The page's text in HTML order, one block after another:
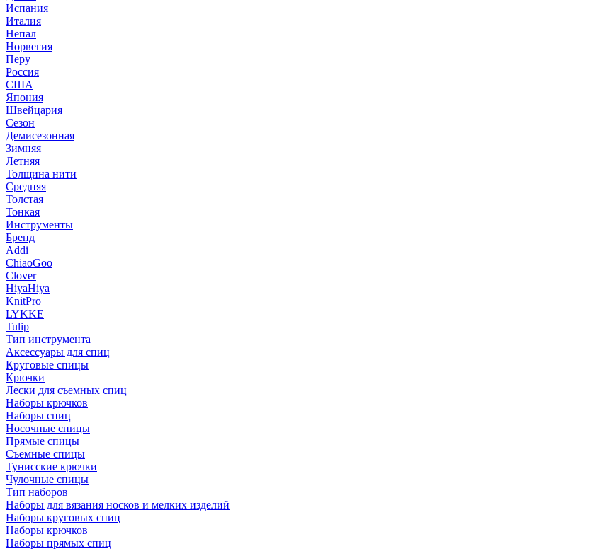
Испания
Италия
Непал
Норвегия
Перу
Россия
США
Япония
Швейцария
Сезон
Демисезонная
Зимняя
Летняя
Толщина нити
Средняя
Толстая
Тонкая
Инструменты
Бренд
Addi
ChiaoGoo
Clover
HiyaHiya
KnitPro
LYKKE
Tulip
Тип инструмента
Аксессуары для спиц
Круговые спицы
Крючки
Лески для съемных спиц
Наборы крючков
Наборы спиц
Носочные спицы
Прямые спицы
Съемные спицы
Тунисские крючки
Чулочные спицы
Тип наборов
Наборы для вязания носков и мелких изделий
Наборы круговых спиц
Наборы крючков
Наборы прямых спиц